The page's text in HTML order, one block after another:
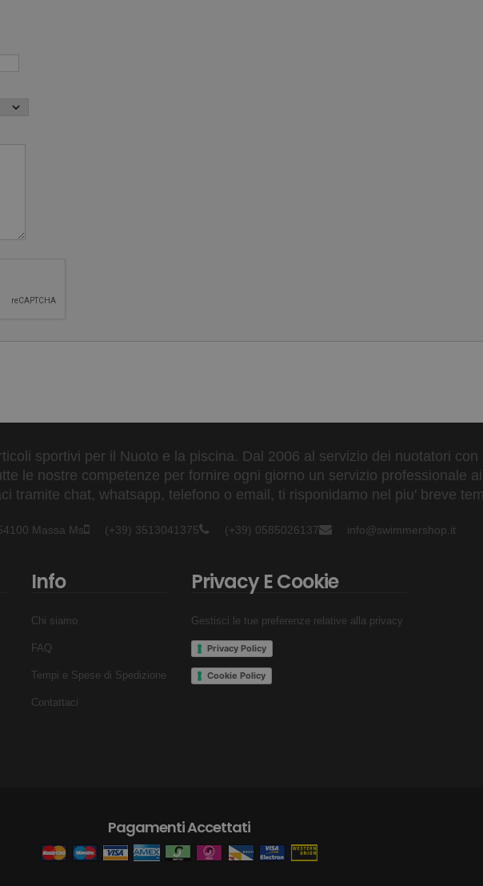
sportivi per il Nuoto e la piscina. Dal 2006 al servizio dei nuotatori
le nostre competenze per fornire ogni giorno un servizio professionale
tramite chat, whatsapp, telefono o email, ti risponidamo nel piu' breve
Massa Ms (+39) 3513041375 (+39) 0585026137 info@swimmershop.it
Info
Chi siamo
FAQ
Tempi e Spese di Spedizione
Contattaci
Privacy E Cookie
Gestisci le tue preferenze relative alla privacy
Privacy Policy
Cookie Policy
Pagamenti Accettati